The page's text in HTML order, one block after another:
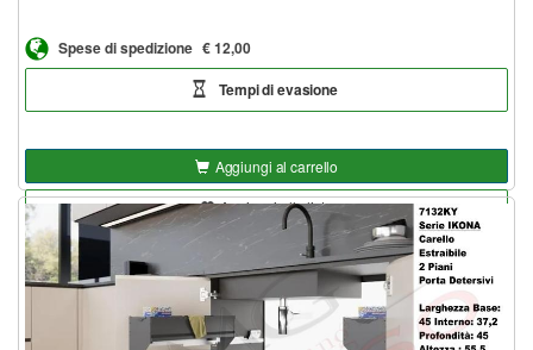
Spese di spedizione € 12,00
Tempi di evasione
Aggiungi al carrello
Aggiungi alla lista